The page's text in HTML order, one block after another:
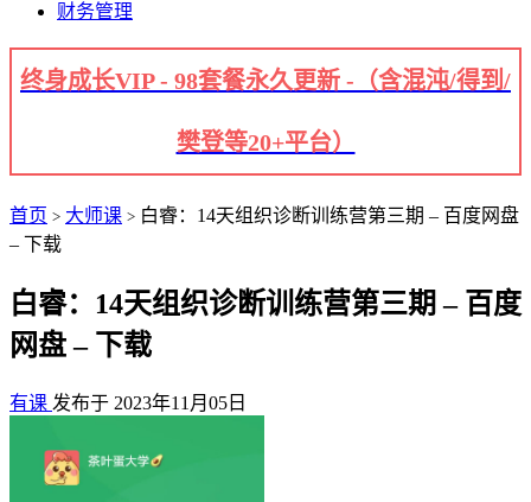
财务管理
终身成长VIP - 98套餐永久更新 -（含混沌/得到/
樊登等20+平台）
首页 > 大师课 > 白睿：14天组织诊断训练营第三期 – 百度网盘
– 下载
白睿：14天组织诊断训练营第三期 – 百度
网盘 – 下载
有课 发布于 2023年11月05日